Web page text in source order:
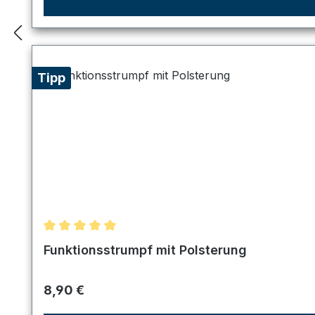
Tipp
Durchschnittliche Bewertung von 5 von 5 Sternen
Funktionsstrumpf mit Polsterung
Regulärer Preis:
8,90 €